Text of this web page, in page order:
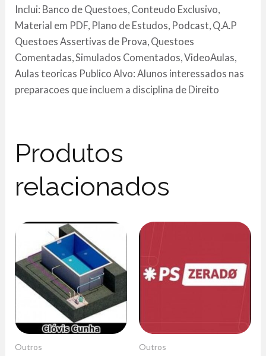
Inclui: Banco de Questoes, Conteudo Exclusivo,
Material em PDF, Plano de Estudos, Podcast, Q.A.P
Questoes Assertivas de Prova, Questoes
Comentadas, Simulados Comentados, VideoAulas,
Aulas teoricas Publico Alvo: Alunos interessados nas
preparacoes que incluem a disciplina de Direito
Produtos
relacionados
Outros Outros